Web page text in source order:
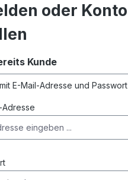
oder Konto
Kunde
E-Mail-Adresse und Passwort
Adresse